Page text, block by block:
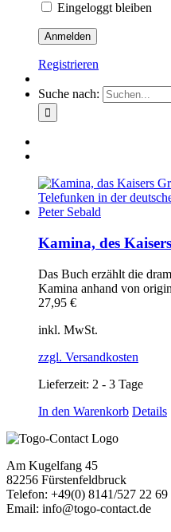
Eingeloggt bleiben
Registrieren
Suche nach:
Kamina, des
Das Buch erzählt die
Kamina anhand von
27,95 €
inkl. MwSt.
zzgl. Versandkosten
Lieferzeit: 2 - 3 Tage
In den Warenkorb Details
Am Kugelfang 45
82256 Fürstenfeldbruck
Telefon: +49(0) 8141/527 22 69
Email: info@togo-contact.de